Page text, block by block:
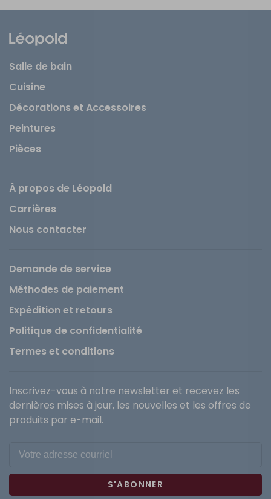
Salle de bain
Cuisine
Décorations et Accessoires
Peintures
Pièces
À propos de Léopold
Carrières
Nous contacter
Demande de service
Méthodes de paiement
Expédition et retours
Politique de confidentialité
Termes et conditions
Inscrivez-vous à notre newsletter et recevez les
dernières mises à jour, les nouvelles et les offres de
produits par e-mail.
S'ABONNER